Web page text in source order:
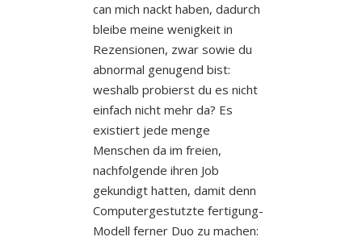
can mich nackt haben, dadurch
bleibe meine wenigkeit in
Rezensionen, zwar sowie du
abnormal genugend bist:
weshalb probierst du es nicht
einfach nicht mehr da? Es
existiert jede menge
Menschen da im freien,
nachfolgende ihren Job
gekundigt hatten, damit denn
Computergestutzte fertigung-
Modell ferner Duo zu machen: